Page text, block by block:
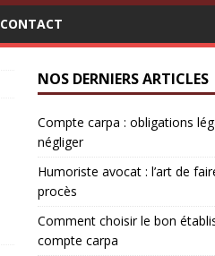
CONTACT
NOS DERNIERS ARTICLES
Compte carpa : obligations
négliger
Humoriste avocat : l’art de
procès
Comment choisir le bon
compte carpa